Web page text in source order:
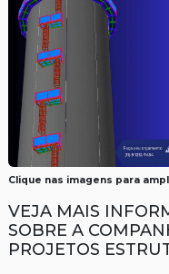
Clique nas imagens para
VEJA MAIS
SOBRE A
PROJETOS